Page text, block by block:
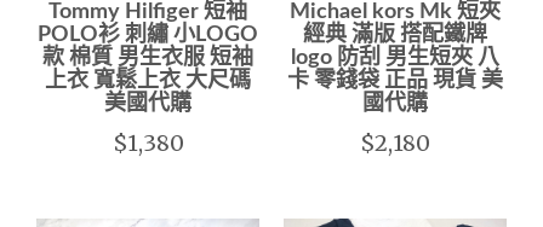
Tommy Hilfiger 短袖
POLO衫 刺繡 小LOGO
款 棉質 男生衣服 短袖
上衣 寬鬆上衣 大尺碼
美國代購
$1,380
Michael kors Mk 短夾
經典 滿版 搭配鐵牌
logo 防刮 男生短夾 八
卡 零錢袋 正品 現貨 美
國代購
$2,180